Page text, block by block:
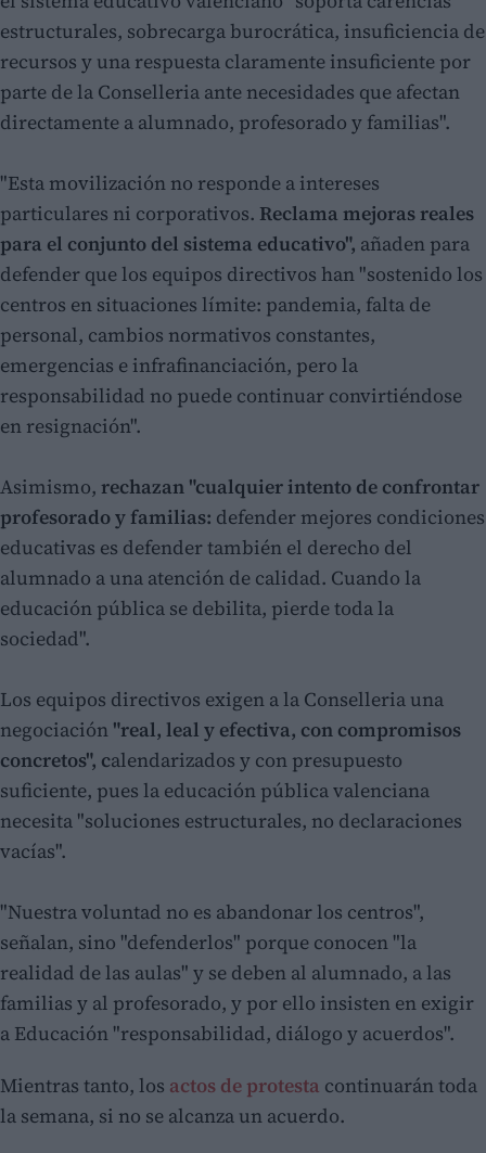
estructurales, sobrecarga burocrática, insuficiencia de
recursos y una respuesta claramente insuficiente por
parte de la Conselleria ante necesidades que afectan
directamente a alumnado, profesorado y familias".
"Esta movilización no responde a intereses
particulares ni corporativos. Reclama mejoras reales
para el conjunto del sistema educativo", añaden para
defender que los equipos directivos han "sostenido los
centros en situaciones límite: pandemia, falta de
personal, cambios normativos constantes,
emergencias e infrafinanciación, pero la
responsabilidad no puede continuar convirtiéndose
en resignación".
Asimismo, rechazan "cualquier intento de confrontar
profesorado y familias: defender mejores condiciones
educativas es defender también el derecho del
alumnado a una atención de calidad. Cuando la
educación pública se debilita, pierde toda la
sociedad".
Los equipos directivos exigen a la Conselleria una
negociación "real, leal y efectiva, con compromisos
concretos", calendarizados y con presupuesto
suficiente, pues la educación pública valenciana
necesita "soluciones estructurales, no declaraciones
vacías".
"Nuestra voluntad no es abandonar los centros",
señalan, sino "defenderlos" porque conocen "la
realidad de las aulas" y se deben al alumnado, a las
familias y al profesorado, y por ello insisten en exigir
a Educación "responsabilidad, diálogo y acuerdos".
Mientras tanto, los actos de protesta continuarán toda
la semana, si no se alcanza un acuerdo.